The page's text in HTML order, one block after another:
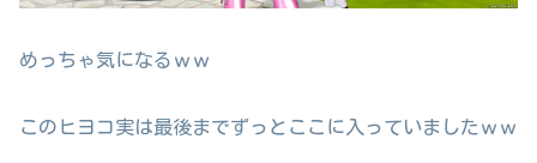
めっちゃ気になるｗｗ
このヒヨコ実は最後までずっとここに入っていましたｗｗ